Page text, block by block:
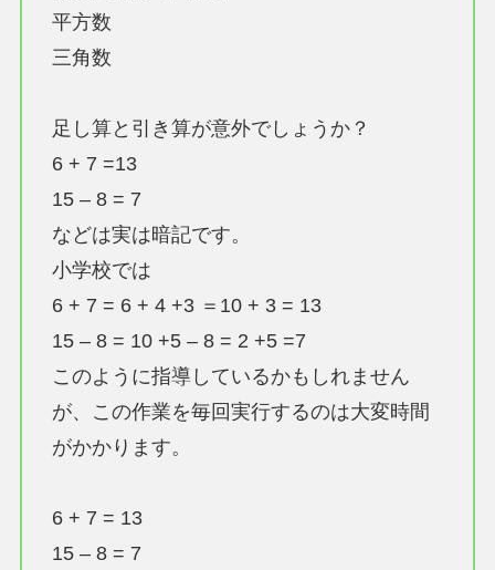
平方数
三角数
足し算と引き算が意外でしょうか？
6 + 7 =13
15 – 8 = 7
などは実は暗記です。
小学校では
6 + 7 = 6 + 4 +3 ＝10 + 3 = 13
15 – 8 = 10 +5 – 8 = 2 +5 =7
このように指導しているかもしれません
が、この作業を毎回実行するのは大変時間
がかかります。
6 + 7 = 13
15 – 8 = 7